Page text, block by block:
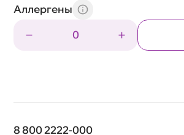
Аллергены
0
8 800 2222-000